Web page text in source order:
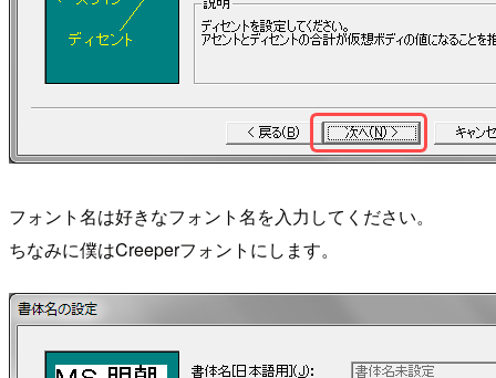
フォント名は好きなフォント名を入力してください。
ちなみに僕はCreeperフォントにします。